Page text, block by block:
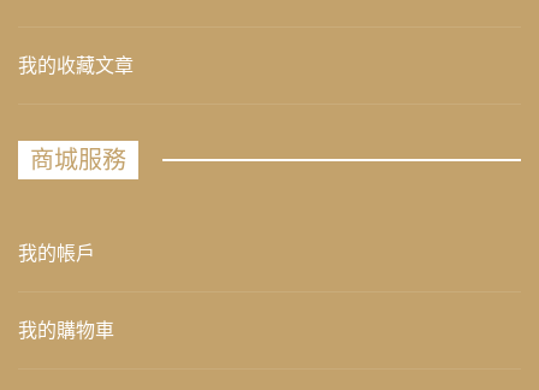
我的收藏文章
商城服務
我的帳戶
我的購物車